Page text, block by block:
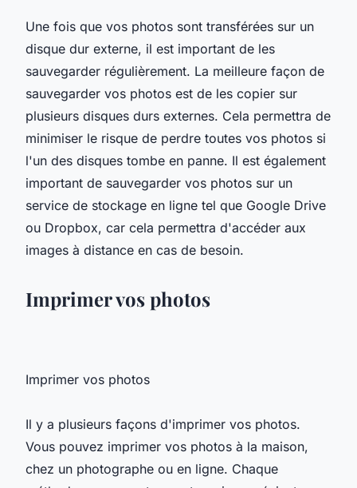
Une fois que vos photos sont transférées sur un
disque dur externe, il est important de les
sauvegarder régulièrement. La meilleure façon de
sauvegarder vos photos est de les copier sur
plusieurs disques durs externes. Cela permettra de
minimiser le risque de perdre toutes vos photos si
l'un des disques tombe en panne. Il est également
important de sauvegarder vos photos sur un
service de stockage en ligne tel que Google Drive
ou Dropbox, car cela permettra d'accéder aux
images à distance en cas de besoin.
Imprimer vos photos
Imprimer vos photos
Il y a plusieurs façons d'imprimer vos photos.
Vous pouvez imprimer vos photos à la maison,
chez un photographe ou en ligne. Chaque